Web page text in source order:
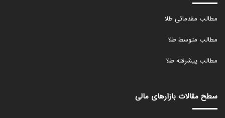
مطالب مقدماتی طلا
مطالب متوسط طلا
مطالب پیشرفته طلا
سطح مقالات بازارهای مالی